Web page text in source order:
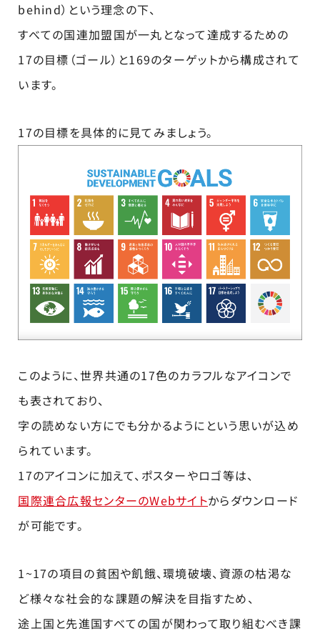
behind）という理念の下、
すべての国連加盟国が一丸となって達成するための
17の目標（ゴール）と169のターゲットから構成されて
います。
17の目標を具体的に見てみましょう。
このように、世界共通の17色のカラフルなアイコンで
も表されており、
字の読めない方にでも分かるようにという思いが込め
られています。
17のアイコンに加えて、ポスターやロゴ等は、
国際連合広報センターのWebサイトからダウンロード
が可能です。
1~17の項目の貧困や飢餓、環境破壊、資源の枯渇な
ど様々な社会的な課題の解決を目指すため、
途上国と先進国すべての国が関わって取り組むべき課